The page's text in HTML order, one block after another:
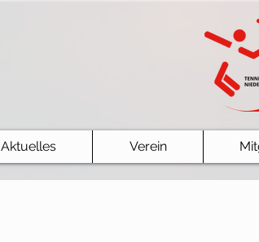
Aktuelles Verein